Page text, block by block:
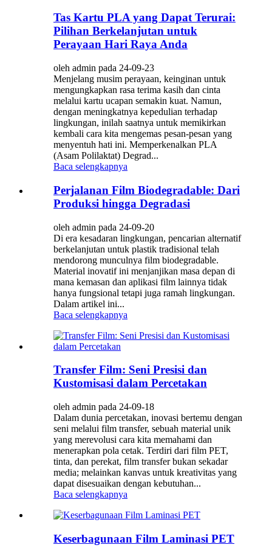
Tas Kartu PLA yang Dapat Terurai:
Pilihan Berkelanjutan untuk
Perayaan Hari Raya Anda
oleh admin pada 24-09-23
Menjelang musim perayaan, keinginan untuk
mengungkapkan rasa terima kasih dan cinta
melalui kartu ucapan semakin kuat. Namun,
dengan meningkatnya kepedulian terhadap
lingkungan, inilah saatnya untuk memikirkan
kembali cara kita mengemas pesan-pesan yang
menyentuh hati ini. Memperkenalkan PLA
(Asam Polilaktat) Degrad...
Baca selengkapnya
Perjalanan Film Biodegradable: Dari
Produksi hingga Degradasi
oleh admin pada 24-09-20
Di era kesadaran lingkungan, pencarian alternatif
berkelanjutan untuk plastik tradisional telah
mendorong munculnya film biodegradable.
Material inovatif ini menjanjikan masa depan di
mana kemasan dan aplikasi film lainnya tidak
hanya fungsional tetapi juga ramah lingkungan.
Dalam artikel ini...
Baca selengkapnya
Transfer Film: Seni Presisi dan
Kustomisasi dalam Percetakan
oleh admin pada 24-09-18
Dalam dunia percetakan, inovasi bertemu dengan
seni melalui film transfer, sebuah material unik
yang merevolusi cara kita memahami dan
menerapkan pola cetak. Terdiri dari film PET,
tinta, dan perekat, film transfer bukan sekadar
media; melainkan kanvas untuk kreativitas yang
dapat disesuaikan dengan kebutuhan...
Baca selengkapnya
Keserbagunaan Film Laminasi PET